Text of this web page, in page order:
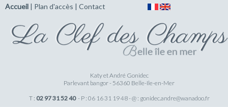
Accueil | Plan d'accès | Contact
Katy et André Gonidec
Parlevant bangor - 56360 Belle-Ile-en-Mer
T : 02 97 31 52 40- P : 06 16 31 19 48 - @ : gonidec.andre@wanadoo.fr